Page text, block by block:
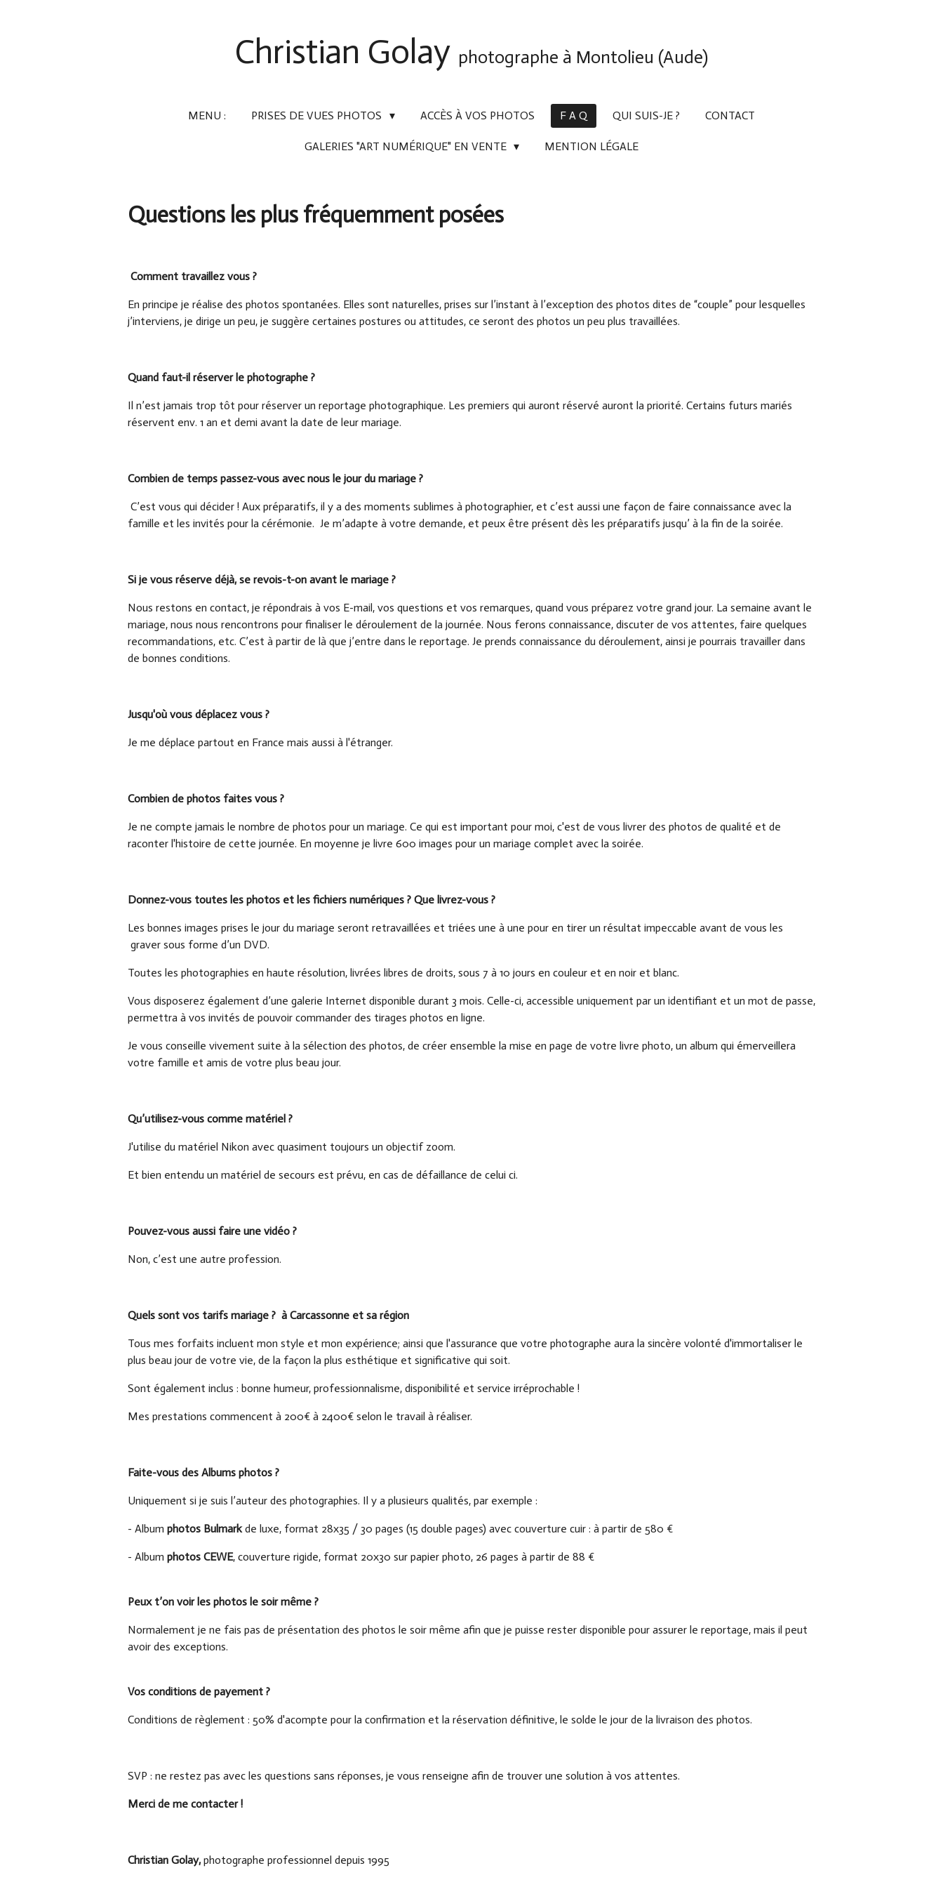
Christian Golay photographe à Montolieu (Aude)
MENU : PRISES DE VUES PHOTOS ACCÈS À VOS PHOTOS F A Q QUI SUIS-JE ? CONTACT
GALERIES "ART NUMÉRIQUE" EN VENTE MENTION LÉGALE
Questions les plus fréquemment posées
Comment travaillez vous ?
En principe je réalise des photos spontanées. Elles sont naturelles, prises sur l’instant à l’exception des photos dites de “couple” pour lesquelles
j’interviens, je dirige un peu, je suggère certaines postures ou attitudes, ce seront des photos un peu plus travaillées.
Quand faut-il réserver le photographe ?
Il n’est jamais trop tôt pour réserver un reportage photographique. Les premiers qui auront réservé auront la priorité. Certains futurs mariés
réservent env. 1 an et demi avant la date de leur mariage.
Combien de temps passez-vous avec nous le jour du mariage ?
C’est vous qui décider ! Aux préparatifs, il y a des moments sublimes à photographier, et c’est aussi une façon de faire connaissance avec la
famille et les invités pour la cérémonie. Je m’adapte à votre demande, et peux être présent dès les préparatifs jusqu’ à la fin de la soirée.
Si je vous réserve déjà, se revois-t-on avant le mariage ?
Nous restons en contact, je répondrais à vos E-mail, vos questions et vos remarques, quand vous préparez votre grand jour. La semaine avant le
mariage, nous nous rencontrons pour finaliser le déroulement de la journée. Nous ferons connaissance, discuter de vos attentes, faire quelques
recommandations, etc. C’est à partir de là que j’entre dans le reportage. Je prends connaissance du déroulement, ainsi je pourrais travailler dans
de bonnes conditions.
Jusqu'où vous déplacez vous ?
Je me déplace partout en France mais aussi à l'étranger.
Combien de photos faites vous ?
Je ne compte jamais le nombre de photos pour un mariage. Ce qui est important pour moi, c'est de vous livrer des photos de qualité et de
raconter l'histoire de cette journée. En moyenne je livre 600 images pour un mariage complet avec la soirée.
Donnez-vous toutes les photos et les fichiers numériques ? Que livrez-vous ?
Les bonnes images prises le jour du mariage seront retravaillées et triées une à une pour en tirer un résultat impeccable avant de vous les
graver sous forme d’un DVD.
Toutes les photographies en haute résolution, livrées libres de droits, sous 7 à 10 jours en couleur et en noir et blanc.
Vous disposerez également d’une galerie Internet disponible durant 3 mois. Celle-ci, accessible uniquement par un identifiant et un mot de passe,
permettra à vos invités de pouvoir commander des tirages photos en ligne.
Je vous conseille vivement suite à la sélection des photos, de créer ensemble la mise en page de votre livre photo, un album qui émerveillera
votre famille et amis de votre plus beau jour.
Qu’utilisez-vous comme matériel ?
J'utilise du matériel Nikon avec quasiment toujours un objectif zoom.
Et bien entendu un matériel de secours est prévu, en cas de défaillance de celui ci.
Pouvez-vous aussi faire une vidéo ?
Non, c’est une autre profession.
Quels sont vos tarifs mariage ? à Carcassonne et sa région
Tous mes forfaits incluent mon style et mon expérience; ainsi que l'assurance que votre photographe aura la sincère volonté d'immortaliser le
plus beau jour de votre vie, de la façon la plus esthétique et significative qui soit.
Sont également inclus : bonne humeur, professionnalisme, disponibilité et service irréprochable !
Mes prestations commencent à 200€ à 2400€ selon le travail à réaliser.
Faite-vous des Albums photos ?
Uniquement si je suis l’auteur des photographies. Il y a plusieurs qualités, par exemple :
- Album photos Bulmarkde luxe, format 28x35 / 30 pages (15 double pages) avec couverture cuir : à partir de 580 €
- Album photos CEWE, couverture rigide, format 20x30 sur papier photo, 26 pages à partir de 88 €
Peux t’on voir les photos le soir même ?
Normalement je ne fais pas de présentation des photos le soir même afin que je puisse rester disponible pour assurer le reportage, mais il peut
avoir des exceptions.
Vos conditions de payement ?
Conditions de règlement : 50% d'acompte pour la confirmation et la réservation définitive, le solde le jour de la livraison des photos.
SVP : ne restez pas avec les questions sans réponses, je vous renseigne afin de trouver une solution à vos attentes.
Merci de me contacter !
Christian Golay, photographe professionnel depuis 1995